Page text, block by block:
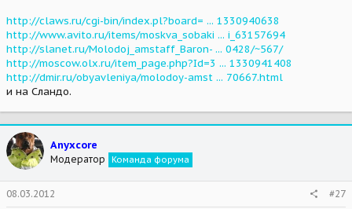
http://claws.ru/cgi-bin/index.pl?board= ... 1330940638
http://www.avito.ru/items/moskva_sobaki ... i_63157694
http://slanet.ru/Molodoj_amstaff_Baron- ... 0428/~567/
http://moscow.olx.ru/item_page.php?Id=3 ... 1330941408
http://dmir.ru/obyavleniya/molodoy-amst ... 70667.html
и на Сландо.
Anyxcore
Модератор Команда форума
08.03.2012 #27